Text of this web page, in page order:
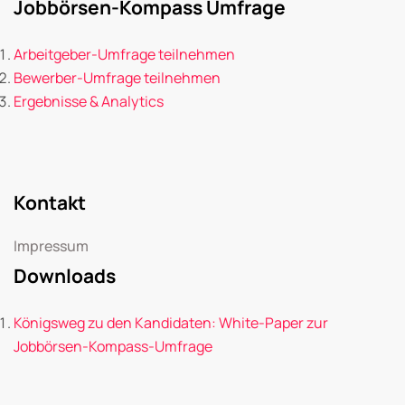
Jobbörsen-Kompass Umfrage
Arbeitgeber-Umfrage teilnehmen
Bewerber-Umfrage teilnehmen
Ergebnisse & Analytics
Kontakt
Impressum
Downloads
Königsweg zu den Kandidaten: White-Paper zur
Jobbörsen-Kompass-Umfrage